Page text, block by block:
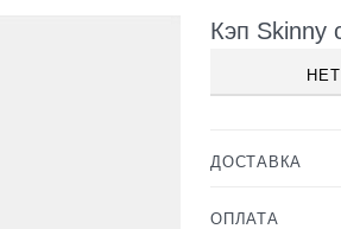
Кэп Skinny
ДОСТАВКА
ОПЛАТА